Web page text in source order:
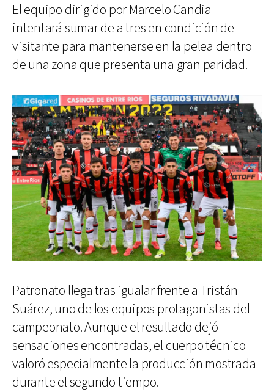
El equipo dirigido por Marcelo Candia
intentará sumar de a tres en condición de
visitante para mantenerse en la pelea dentro
de una zona que presenta una gran paridad.
Patronato llega tras igualar frente a Tristán
Suárez, uno de los equipos protagonistas del
campeonato. Aunque el resultado dejó
sensaciones encontradas, el cuerpo técnico
valoró especialmente la producción mostrada
durante el segundo tiempo.